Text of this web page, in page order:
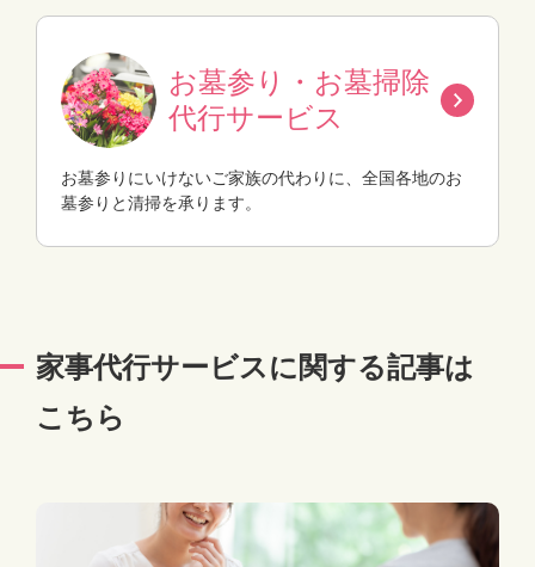
お墓参り・お墓掃除
代行サービス
お墓参りにいけないご家族の代わりに、全国各地のお
墓参りと清掃を承ります。
家事代行サービスに関する記事は
こちら